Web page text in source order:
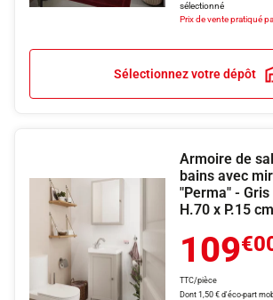
sélectionné
Prix de vente pratiqué
Sélectionnez votre dépôt
Armoire de
bains avec
"Perma" -
H.70 x P.15 cm
109
TTC/pièce
Dont 1,50 € d'éco-part